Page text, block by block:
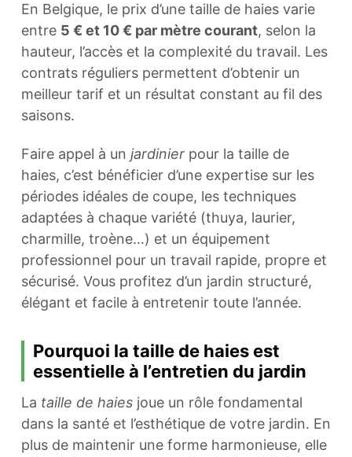
En Belgique, le prix d’une taille de haies varie
entre 5 € et 10 € par mètre courant, selon la
hauteur, l’accès et la complexité du travail. Les
contrats réguliers permettent d’obtenir un
meilleur tarif et un résultat constant au fil des
saisons.
Faire appel à un jardinierpour la taille de
haies, c’est bénéficier d’une expertise sur les
périodes idéales de coupe, les techniques
adaptées à chaque variété (thuya, laurier,
charmille, troène…) et un équipement
professionnel pour un travail rapide, propre et
sécurisé. Vous profitez d’un jardin structuré,
élégant et facile à entretenir toute l’année.
Pourquoi la taille de haies est
essentielle à l’entretien du jardin
La taille de haiesjoue un rôle fondamental
dans la santé et l’esthétique de votre jardin. En
plus de maintenir une forme harmonieuse, elle